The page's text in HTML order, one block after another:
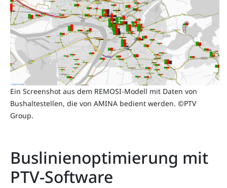
Ein Screenshot aus dem REMOSI-Modell mit Daten von
Bushaltestellen, die von AMINA bedient werden. ©PTV
Group.
Buslinienoptimierung mit
PTV-Software